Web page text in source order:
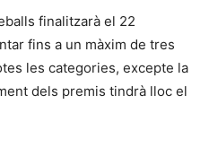
finalitzarà el 22
fins a un màxim de tres
les categories, excepte la
dels premis tindrà lloc el